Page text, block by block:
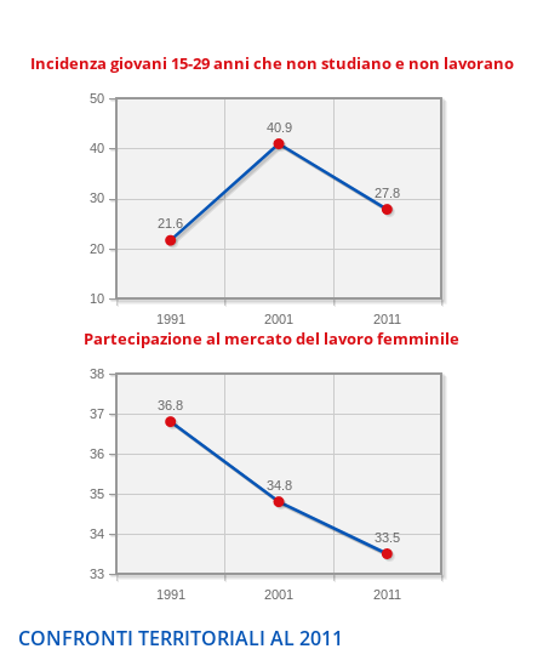
Incidenza giovani 15-29 anni che non studiano e non lavorano
1991 2001 2011
10
20
30
40
50
27.8
40.9
21.6
Partecipazione al mercato del lavoro femminile
1991 2001 2011
33
34
35
36
37
38
33.5
34.8
36.8
CONFRONTI TERRITORIALI AL 2011